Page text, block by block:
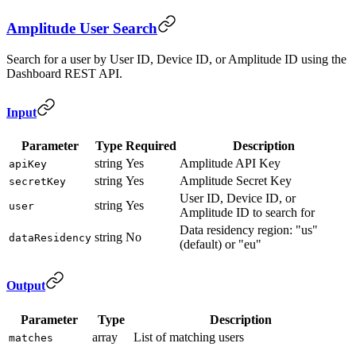
Amplitude User Search
Search for a user by User ID, Device ID, or Amplitude ID using the
Dashboard REST API.
Input
Parameter Type Required Description
apiKey string Yes Amplitude API Key
secretKey string Yes Amplitude Secret Key
user string Yes
User ID, Device ID, or
Amplitude ID to search for
dataResidency string No
Data residency region: "us"
(default) or "eu"
Output
Parameter Type Description
matches array
List of matching users